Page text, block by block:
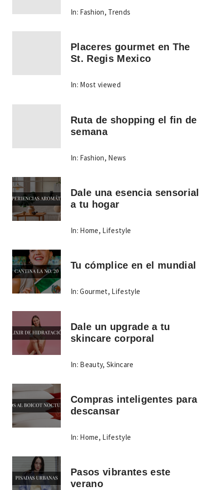
In: Fashion, Trends
Placeres gourmet en The
St. Regis Mexico
In: Most viewed
Ruta de shopping el fin de
semana
In: Fashion, News
Dale una esencia sensorial
a tu hogar
In: Home, Lifestyle
Tu cómplice en el mundial
In: Gourmet, Lifestyle
Dale un upgrade a tu
skincare corporal
In: Beauty,Skincare
Compras inteligentes para
descansar
In: Home, Lifestyle
Pasos vibrantes este
verano